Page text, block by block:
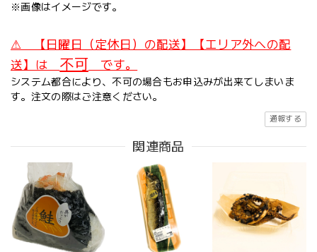
※画像はイメージです。
⚠ 【日曜日（定休日）の配送】【エリア外への配
送】は 不可 です。
システム都合により、不可の場合もお申込みが出来てしまいま
す。注文の際はご注意ください。
通報する
関連商品